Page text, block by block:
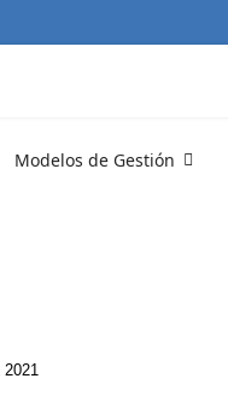
Modelos de Gestión
2021